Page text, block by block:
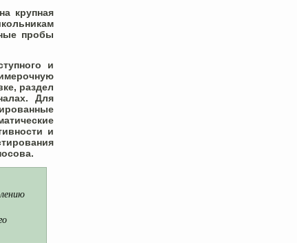
крупная
пробы
и
раздел
Для
и